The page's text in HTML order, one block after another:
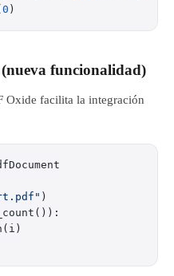
0 )
funcionalidad)
Oxide facilita la integración
)